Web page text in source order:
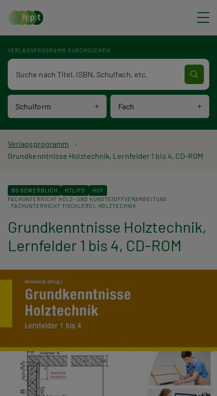
VERLAGSPROGRAMM DURCHSUCHEN
Schulform Fach
Verlagsprogramm Volltextsuche
P
a
d
n
a
v
i
a
t
Verlagsprogramm
Grundkenntnisse Holztechnik, Lernfelder 1 bis 4, CD-ROM
BS GEWERBLICH HTL/FS
HUT
FACHUNTERRICHT HOLZ- UND KUNSTSTOFFVERARBEITUNG
FACHUNTERRICHT TISCHLEREI
HOLZTECHNIK
Grundkenntnisse Holztechnik,
Lernfelder 1 bis 4, CD-ROM